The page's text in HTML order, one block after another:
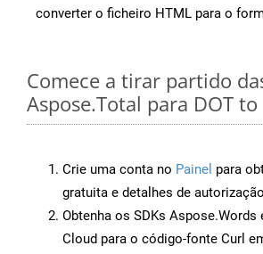
converter o ficheiro HTML para o
Comece a tirar partido
Aspose.Total para DOT to
Crie uma conta no Painel para
gratuita e detalhes de autorização
Obtenha os SDKs Aspose.Words
Cloud para o código-fonte Curl